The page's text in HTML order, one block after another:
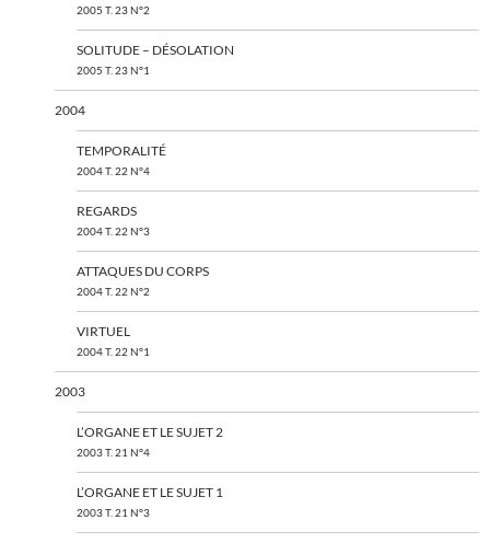
2005 T. 23 N°2
SOLITUDE – DÉSOLATION
2005 T. 23 N°1
2004
TEMPORALITÉ
2004 T. 22 N°4
REGARDS
2004 T. 22 N°3
ATTAQUES DU CORPS
2004 T. 22 N°2
VIRTUEL
2004 T. 22 N°1
2003
L’ORGANE ET LE SUJET 2
2003 T. 21 N°4
L’ORGANE ET LE SUJET 1
2003 T. 21 N°3